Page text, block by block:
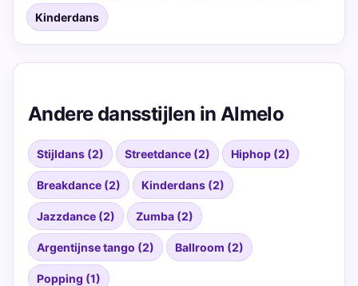
Kinderdans
Andere dansstijlen in Almelo
Stijldans (2) Streetdance (2) Hiphop (2)
Breakdance (2) Kinderdans (2)
Jazzdance (2) Zumba (2)
Argentijnse tango (2) Ballroom (2)
Popping (1)